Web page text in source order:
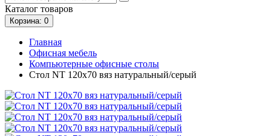
Каталог товаров
Корзина: 0
Главная
Офисная мебель
Компьютерные офисные столы
Стол NT 120x70 вяз натуральный/серый